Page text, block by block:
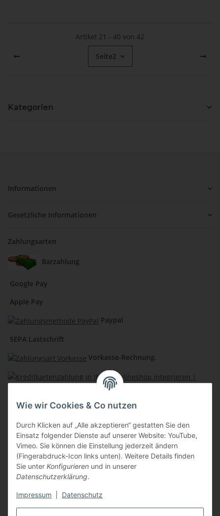
Wie wir Cookies & Co nutzen
Durch Klicken auf „Alle akzeptieren“ gestatten Sie den
Einsatz folgender Dienste auf unserer Website: YouTube,
Vimeo. Sie können die Einstellung jederzeit ändern
(Fingerabdruck-Icon links unten). Weitere Details finden
Sie unter Konfigurieren und in unserer
Datenschutzerklärung.
Impressum Datenschutz
Artikel 21 - 40 von 42
Seite2
Kategorien
Informationen
Gesetzliche Informationen
Zahlungsarten
Barzahlung
Google Pay
Apple Pay
Paypal
SEPA Lastschrift
Vorkasse-Rechnung.
Berufsbekleidung Mayer
Natürlich Lochmann